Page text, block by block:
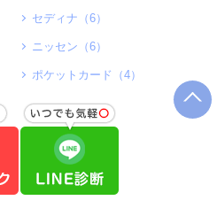
セディナ（6）
ニッセン（6）
ポケットカード（4）
ライフカード（6）
対象（28）
クレジットカード業者（7）